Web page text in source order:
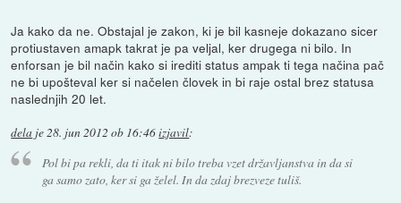
Ja kako da ne. Obstajal je zakon, ki je bil kasneje dokazano sicer
protiustaven amapk takrat je pa veljal, ker drugega ni bilo. In
enforsan je bil način kako si irediti status ampak ti tega načina pač
ne bi upošteval ker si načelen človek in bi raje ostal brez statusa
naslednjih 20 let.
dela je28. jun 2012 ob 16:46izjavil:
Pol bi pa rekli, da ti itak ni bilo treba vzet državljanstva in da si
ga samo zato, ker si ga želel. In da zdaj brezveze tuliš.